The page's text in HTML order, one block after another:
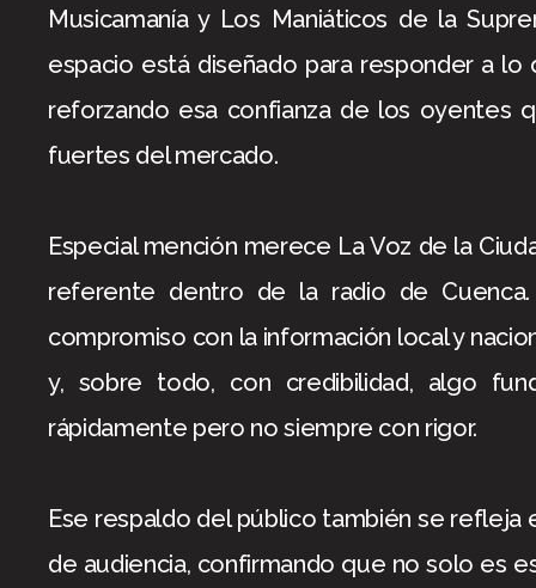
Musicamanía y Los Maniáticos de la
espacio está diseñado para responder a
reforzando esa confianza de los oyentes
fuertes del mercado.
Especial mención merece La Voz de la
referente dentro de la radio de
compromiso con la información local y
y, sobre todo, con credibilidad, algo
rápidamente pero no siempre con rigor.
Ese respaldo del público también se refleja
de audiencia, confirmando que no solo es